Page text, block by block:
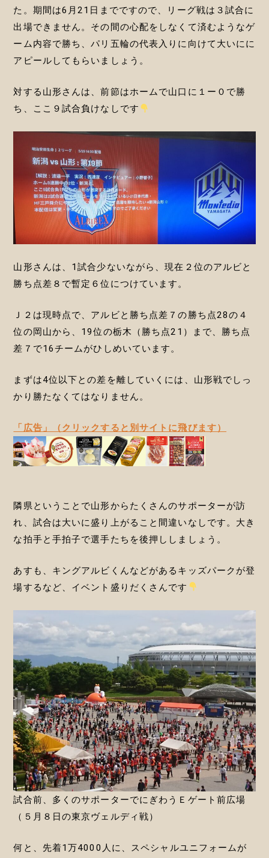
た。期間は6月21日までですので、リーグ戦は３試合に
出場できません。その間の心配をしなくて済むようなゲ
ーム内容で勝ち、パリ五輪の代表入りに向けて大いにに
アピールしてもらいましょう。
対する山形さんは、前節はホームで山口に１ー０で勝
ち、ここ９試合負けなしです
山形さんは、1試合少ないながら、現在２位のアルビと
勝ち点差８で暫定６位につけています。
Ｊ２は現時点で、アルビと勝ち点差７の勝ち点28の４
位の岡山から、19位の栃木（勝ち点21）まで、勝ち点
差７で16チームがひしめいています。
まずは4位以下との差を離していくには、山形戦でしっ
かり勝たなくてはなりません。
「広告」（クリックすると別サイトに飛びます）
隣県ということで山形からたくさんのサポーターが訪
れ、試合は大いに盛り上がること間違いなしです。大き
な拍手と手拍子で選手たちを後押ししましょう。
あすも、キングアルビくんなどがあるキッズパークが登
場するなど、イベント盛りだくさんです
試合前、多くのサポーターでにぎわうＥゲート前広場
（５月８日の東京ヴェルディ戦）
何と、先着1万4000人に、スペシャルユニフォームが